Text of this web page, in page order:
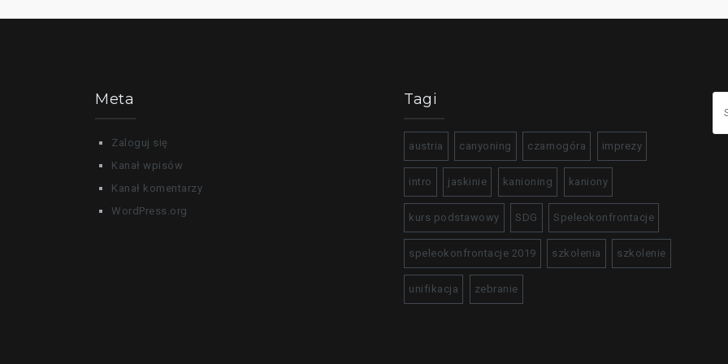
Meta
Zaloguj się
Kanał wpisów
Kanał komentarzy
WordPress.org
Tagi
austria canyoning czarnogóra imprezy
intro jaskinie kanioning kaniony
kurs podstawowy SDG Speleokonfrontacje
speleokonfrontacje 2019 szkolenia szkolenie
unifikacja zebranie